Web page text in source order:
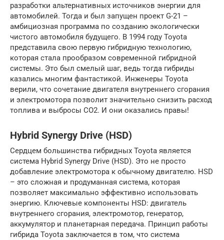
разработки альтернативных источников энергии для
автомобилей. Тогда и был запущен проект G-21 –
амбициозная программа по созданию экологически
чистого автомобиля будущего. В 1994 году Toyota
представила свою первую гибридную технологию,
которая стала прообразом современной гибридной
системы. Это был смелый шаг, ведь тогда гибриды
казались многим фантастикой. Инженеры Toyota
верили, что сочетание двигателя внутреннего сгорания
и электромотора позволит значительно снизить расход
топлива и выбросы CO2. И они оказались правы!
Hybrid Synergy Drive (HSD)
Сердцем большинства гибридных Toyota является
система Hybrid Synergy Drive (HSD). Это не просто
добавление электромотора к обычному двигателю. HSD
– это сложная и продуманная система, которая
позволяет максимально эффективно использовать
энергию. Ключевые компоненты HSD: двигатель
внутреннего сгорания, электромотор, генератор,
аккумулятор и планетарная передача. Принцип работы
гибрида Toyota заключается в том, что система